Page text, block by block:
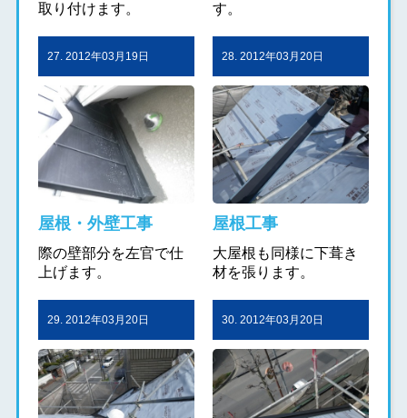
取り付けます。
す。
27. 2012年03月19日
屋根・外壁工事
際の壁部分を左官で仕
上げます。
28. 2012年03月20日
屋根工事
大屋根も同様に下葺き
材を張ります。
29. 2012年03月20日 30. 2012年03月20日